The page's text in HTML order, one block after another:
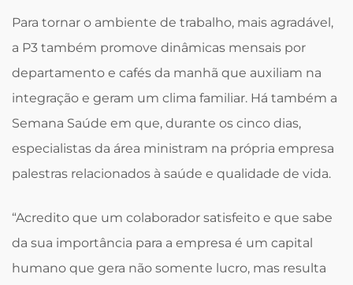
Para tornar o ambiente de trabalho, mais agradável,
a P3 também promove dinâmicas mensais por
departamento e cafés da manhã que auxiliam na
integração e geram um clima familiar. Há também a
Semana Saúde em que, durante os cinco dias,
especialistas da área ministram na própria empresa
palestras relacionados à saúde e qualidade de vida.
“Acredito que um colaborador satisfeito e que sabe
da sua importância para a empresa é um capital
humano que gera não somente lucro, mas resulta